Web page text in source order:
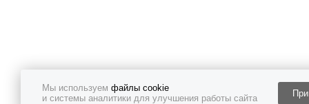
Мы используем файлы cookie
и системы аналитики для улучшения работы сайта